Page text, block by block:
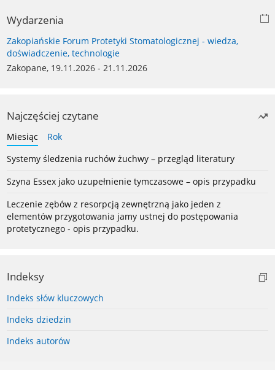
Wydarzenia
Zakopiańskie Forum Protetyki Stomatologicznej - wiedza,
doświadczenie, technologie
Zakopane, 19.11.2026 - 21.11.2026
Najczęściej czytane
Miesiąc
Rok
Systemy śledzenia ruchów żuchwy – przegląd literatury
Szyna Essex jako uzupełnienie tymczasowe – opis przypadku
Leczenie zębów z resorpcją zewnętrzną jako jeden z
elementów przygotowania jamy ustnej do postępowania
protetycznego - opis przypadku.
Indeksy
Indeks słów kluczowych
Indeks dziedzin
Indeks autorów